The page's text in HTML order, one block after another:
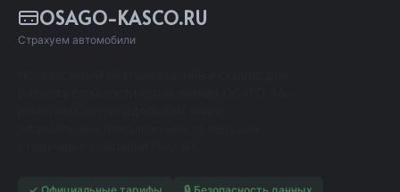
OSAGO-KASCO.RU
Страхуем автомобили